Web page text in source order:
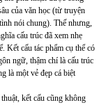
của văn học (từ truyện
nói chung). Thế nhưng,
cấu trúc đã xem nhẹ
Kết cấu tác phẩm cụ thể có
ngữ, thậm chí là cấu trúc
là một vẻ đẹp cá biệt
kết cấu cũng không